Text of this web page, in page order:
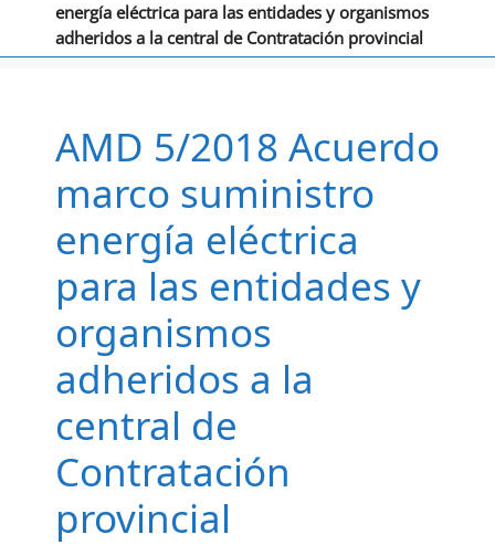
energía eléctrica para las entidades y organismos
adheridos a la central de Contratación provincial
AMD 5/2018 Acuerdo
marco suministro
energía eléctrica
para las entidades y
organismos
adheridos a la
central de
Contratación
provincial